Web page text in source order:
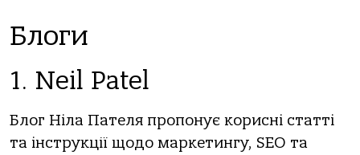
Блоги
1. Neil Patel
Блог Ніла Пателя пропонує корисні статті
та інструкції щодо маркетингу, SEO та